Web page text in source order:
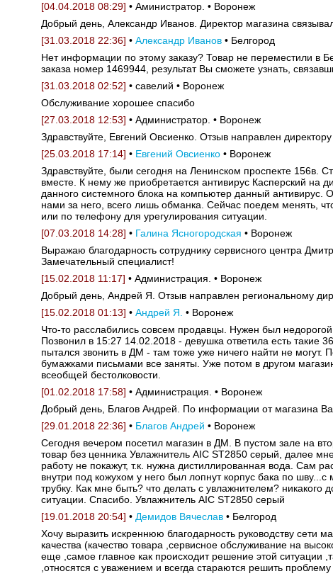
[04.04.2018 08:29] • Аминистратор. • Воронеж
Добрый день, Александр Иванов. Директор магазина
[31.03.2018 22:36] • Александр Иванов• Белгород
Нет информации по этому заказу? Товар не переместили в
заказа номер 1469944, результат Вы сможете узнать,
[31.03.2018 02:52] • савелий • Воронеж
Обслуживание хорошее спасибо
[27.03.2018 12:53] • Администратор. • Воронеж
Здравствуйте, Евгений Овсиенко. Отзыв направлен
[25.03.2018 17:14] • Евгений Овсиенко• Воронеж
Здравствуйте, были сегодня на Ленинском проспекте 156в.
вместе. К нему же приобретается антивирус Касперский на
данного системного блока на компьютер данный антивирус.
нами за него, всего лишь обманка. Сейчас поедем менять,
или по телефону для урегулирования ситуации.
[07.03.2018 14:28] • Галина Ясногородская • Воронеж
Выражаю благодарность сотруднику сервисного центра
Замечательный специалист!
[15.02.2018 11:17] • Администрация. • Воронеж
Добрый день, Андрей Я. Отзыв направлен региональному
[15.02.2018 01:13] • Андрей Я. • Воронеж
Что-то расслабились совсем продавцы. Нужен был
Позвонил в 15:27 14.02.2018 - девушка ответила есть такие
пытался звонить в ДМ - там тоже уже ничего найти не
бумажками письмами все заняты. Уже потом в другом
всеобщей бестолковости.
[01.02.2018 17:58] • Администрация. • Воронеж
Добрый день, Благов Андрей. По информации от магазина
[29.01.2018 22:36] • Благов Андрей • Воронеж
Сегодня вечером посетил магазин в ДМ. В пустом зале на
товар без ценника Увлажнитель AIC ST2850 серый, далее
работу не покажут, т.к. нужна дистиллированная вода. Сам
внутри под кожухом у него был лопнут корпус бака по
трубку. Как мне быть? что делать с увлажнителем?
ситуации. Спасибо. Увлажнитель AIC ST2850 серый
[19.01.2018 20:54] • Демидов Вячеслав• Белгород
Хочу выразить искреннюю благодарность руководству сети
качества (качество товара ,сервисное обслуживание на
еще ,самое главное как происходит решение этой ситуации
,относятся с уважением и всегда стараются решить